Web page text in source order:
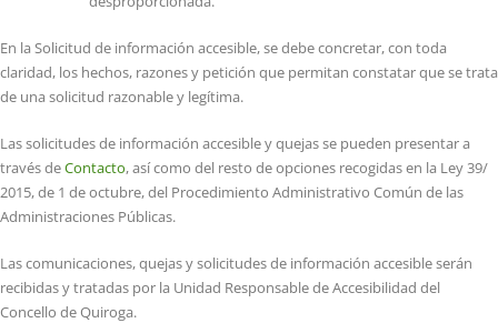
En la Solicitud de información accesible, se debe concretar, con toda
claridad, los hechos, razones y petición que permitan constatar que se trata
de una solicitud razonable y legítima.
Las solicitudes de información accesible y quejas se pueden presentar a
través deContacto, así como del resto de opciones recogidas en la Ley 39/
2015, de 1 de octubre, del Procedimiento Administrativo Común de las
Administraciones Públicas.
Las comunicaciones, quejas y solicitudes de información accesible serán
recibidas y tratadas por la Unidad Responsable de Accesibilidad del
Concello de Quiroga.